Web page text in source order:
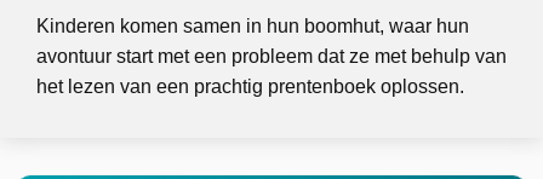
Kinderen komen samen in hun boomhut, waar hun
avontuur start met een probleem dat ze met behulp van
het lezen van een prachtig prentenboek oplossen.